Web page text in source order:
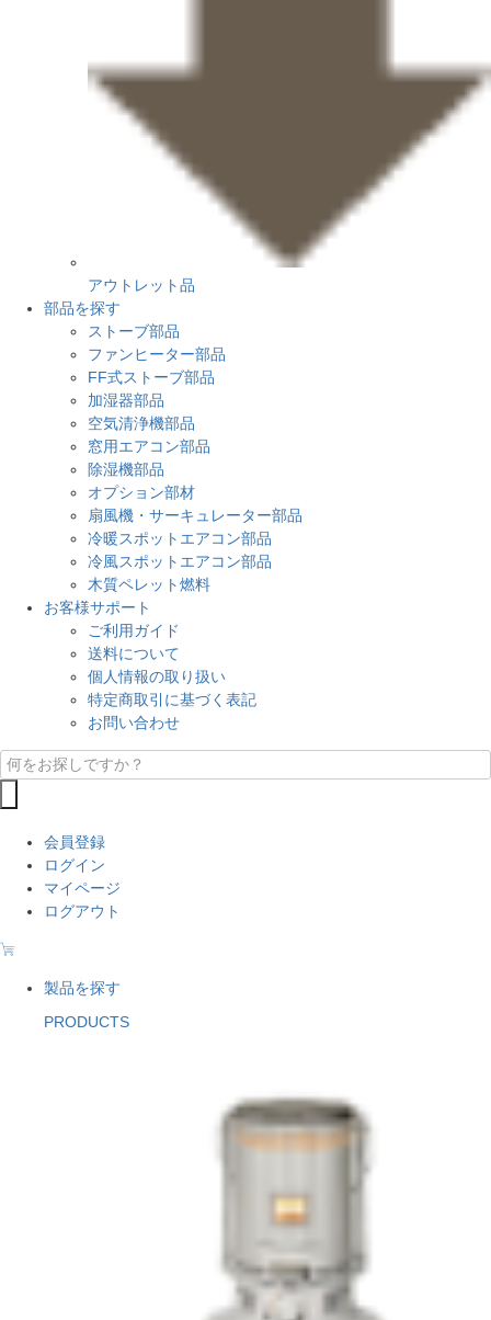
アウトレット品
部品を探す
ストーブ部品
ファンヒーター部品
FF式ストーブ部品
加湿器部品
空気清浄機部品
窓用エアコン部品
除湿機部品
オプション部材
扇風機・サーキュレーター部品
冷暖スポットエアコン部品
冷風スポットエアコン部品
木質ペレット燃料
お客様サポート
ご利用ガイド
送料について
個人情報の取り扱い
特定商取引に基づく表記
お問い合わせ
会員登録
ログイン
マイページ
ログアウト
製品を探す
PRODUCTS